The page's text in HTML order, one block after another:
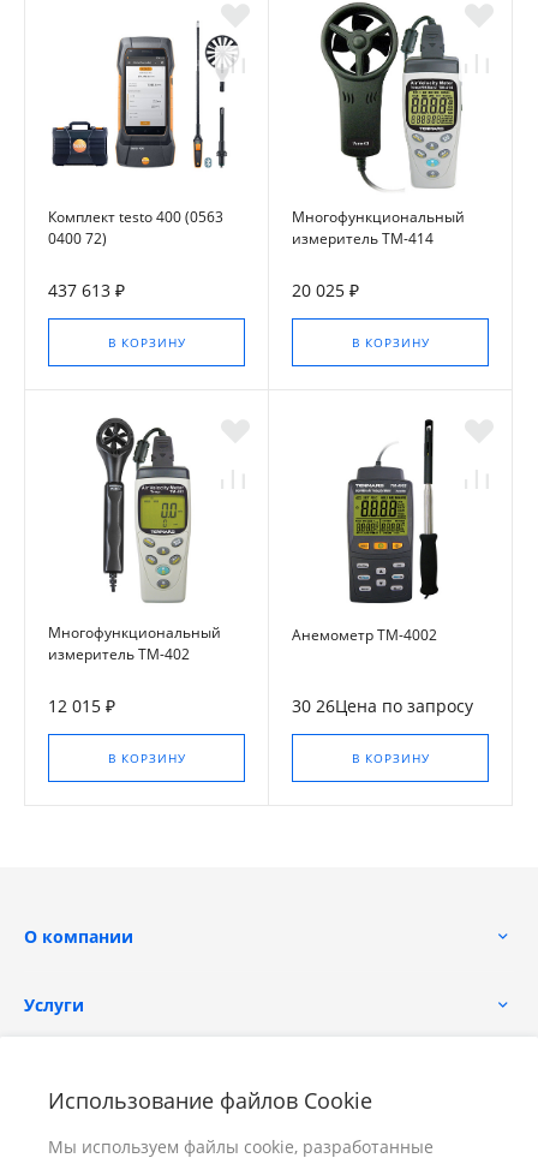
Использование файлов Cookie
Мы используем файлы cookie, разработанные
Комплект testo 400 (0563
0400 72)
437 613 ₽
В КОРЗИНУ
Многофункциональный
измеритель TM-414
20 025 ₽
В КОРЗИНУ
Многофункциональный
измеритель TM-402
12 015 ₽
В КОРЗИНУ
Анемометр TM-4002
30 26Цена по запросу
В КОРЗИНУ
О компании
Услуги